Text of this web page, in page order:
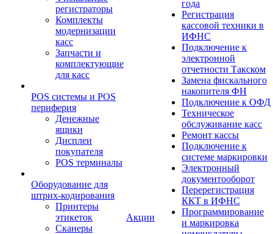
регистраторы
Комплекты
модернизации
касс
Запчасти и
комплектующие
для касс
POS системы и POS
периферия
Денежные
ящики
Дисплеи
покупателя
POS терминалы
Оборудование для
штрих-кодирования
Принтеры
этикеток
Сканеры
Акции
года
Регистрация
кассовой техники в
ИФНС
Подключение к
электронной
отчетности Такском
Замена фискального
накопителя ФН
Подключение к ОФД
Техническое
обслуживание касс
Ремонт кассы
Подключение к
системе маркировки
Электронный
документооборот
Перерегистрация
ККТ в ИФНС
Программирование
и маркировка